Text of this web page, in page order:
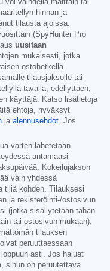
voi vaihdella maittain tai
hinnan ja
tilausta ajoissa.
(SpyHunter Pro
uusitaan
mukaisesti, jotka
ostohetkellä
tilausjaksolle tai
tavalla, edellyttäen,
käyttäjä. Katso lisätietoja
ehtoja, hyväksyt
ja alennusehdot. Jos
varten lähetetään
antamaasi
Kokeilujakson
vain yhdessä
tiliä kohden. Tilauksesi
ja rekisteröinti-/ostosivun
(jotka sisällytetään tähän
tai ostosivun mukaan),
tilauksen
peruuttaessaan
asti. Jos haluat
sinun on peruutettava